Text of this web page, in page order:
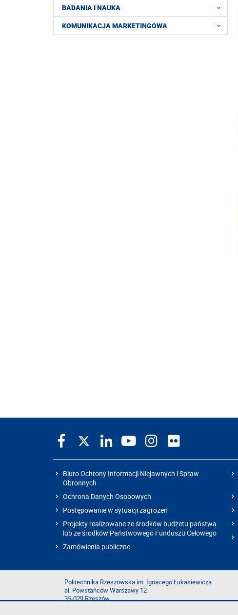
BADANIA I NAUKA
KOMUNIKACJA MARKETINGOWA
Biuro Ochrony Informacji Niejawnych i Spraw
Obronnych
Ochrona Danych Osobowych
Postępowanie w sytuacji zagrożeń
Projekty realizowane ze środków budżetu państwa
lub ze środków Państwowego Funduszu Celowego
Zamówienia publiczne
Politechnika Rzeszowska im. Ignacego Łukasiewicza
al. Powstańców Warszawy 12
35-029 Rzeszów